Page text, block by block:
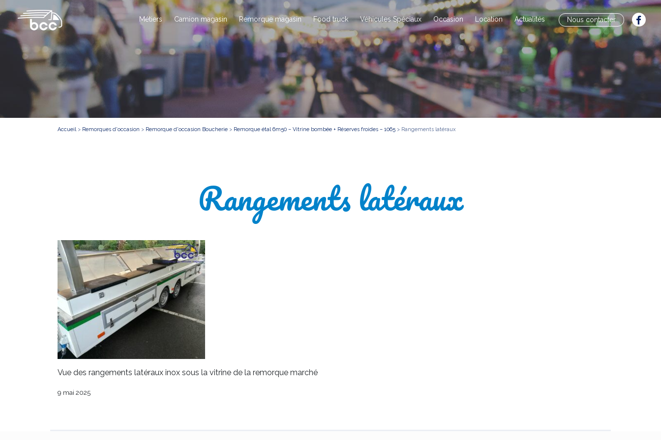
Métiers Camion magasin Remorque magasin Food truck Véhicules Spéciaux Occasion Location Actualités Nous contacter
Accueil> Remorques d'occasion > Remorque d'occasion Boucherie > Remorque étal 6m50 – Vitrine bombée + Réserves froides – 1065 > Rangements latéraux
Rangements latéraux
Vue des rangements latéraux inox sous la vitrine de la remorque marché
9 mai 2025